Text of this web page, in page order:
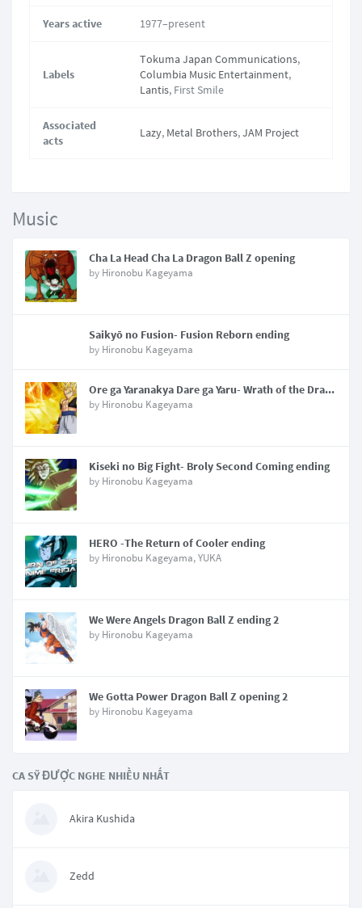
Years active 1977–present
Labels
Tokuma Japan Communications,
Columbia Music Entertainment,
Lantis, First Smile
Associated
acts
Lazy, Metal Brothers,JAM Project
Music
Cha La Head Cha La Dragon Ball Z opening
by Hironobu Kageyama
Saikyō no Fusion- Fusion Reborn ending
by Hironobu Kageyama
Ore ga Yaranakya Dare ga Yaru- Wrath of the Dragon ending
by Hironobu Kageyama
Kiseki no Big Fight- Broly Second Coming ending
by Hironobu Kageyama
HERO -The Return of Cooler ending
by Hironobu Kageyama,YUKA
We Were Angels Dragon Ball Z ending 2
by Hironobu Kageyama
We Gotta Power Dragon Ball Z opening 2
by Hironobu Kageyama
CA SỸ ĐƯỢC NGHE NHIỀU NHẤT
Akira Kushida
Zedd